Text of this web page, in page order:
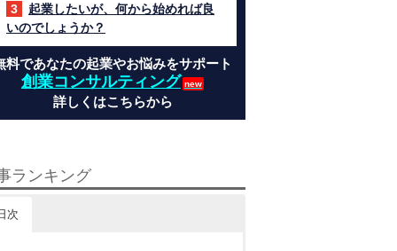
起業したいが、何から始めれば良
いのでしょうか？
料であなたの起業やお悩みをサポート
創業コンサルティング
詳しくはこちらから
ランキング
次